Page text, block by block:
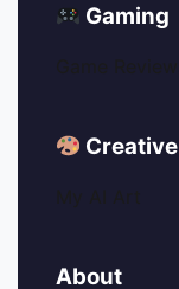
Gaming
Creative
About